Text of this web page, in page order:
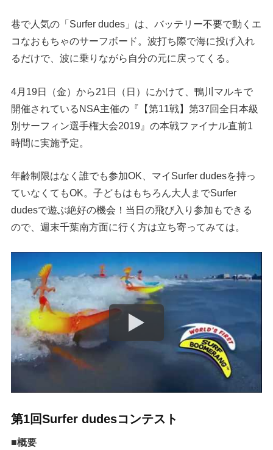
巷で人気の「Surfer dudes」は、バッテリー不要で動くエ
コなおもちゃのサーフボード。波打ち際で海に投げ入れ
るだけで、波に乗りながら自分の元に戻ってくる。
4月19日（金）から21日（日）にかけて、鴨川マルキで
開催されているNSA主催の『【第11戦】第37回全日本級
別サーフィン選手権大会2019』の本戦ファイナル直前1
時間に実施予定。
年齢制限はなく誰でも参加OK、マイSurfer dudesを持っ
ていなくてもOK。子どもはもちろん大人までSurfer
dudesで遊ぶ絶好の機会！当日の飛び入り参加もできる
ので、週末千葉南方面に行く方は立ち寄ってみては。
第1回Surfer dudesコンテスト
■概要